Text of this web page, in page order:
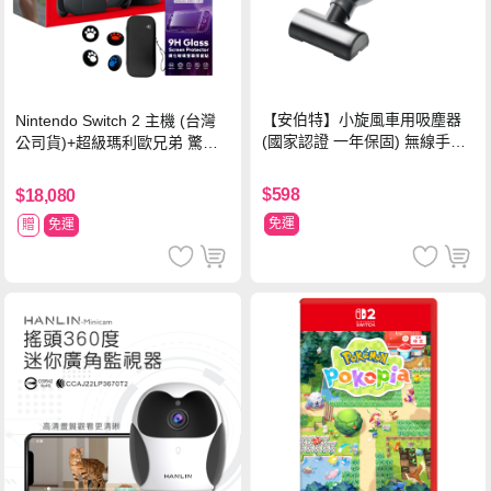
Nintendo Switch 2 主機 (台灣
公司貨)+超級瑪利歐兄弟 驚奇
球 狂熱 中文版
$18,080
贈 免運
【安伯特】小旋風車用吸塵器
(國家認證 一年保固) 無線手持
黑色
$598
免運